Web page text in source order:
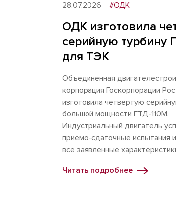
28.07.2026 #ОДК
ОДК изготовила
серийную турбину
для ТЭК
Объединенная
корпорация Госкорпорации
изготовила четвертую
большой мощности ГТД-110М.
Индустриальный двигатель
приемо-сдаточные испытания
все заявленные
Читать подробнее